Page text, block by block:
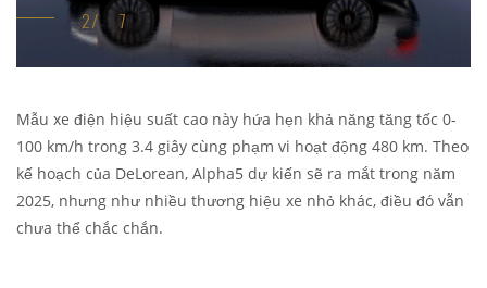
Mẫu xe điện hiệu suất cao này hứa hẹn khả năng tăng tốc 0-
100 km/h trong 3.4 giây cùng phạm vi hoạt động 480 km. Theo
kế hoạch của DeLorean, Alpha5 dự kiến sẽ ra mắt trong năm
2025, nhưng như nhiều thương hiệu xe nhỏ khác, điều đó vẫn
chưa thể chắc chắn.